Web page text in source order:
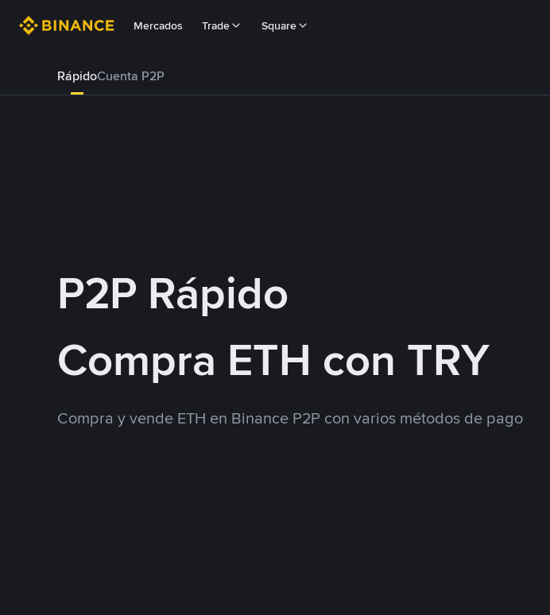
Mercados Trade Square
RápidoCuenta P2P
P2P Rápido
Compra ETH con TRY
Compra y vende ETH en Binance P2P con varios métodos de pago